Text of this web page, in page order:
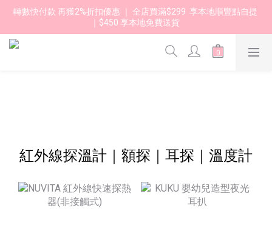
轉數快付款 再獲2%折扣優惠 ｜ 全店買滿$299  享本地順豐點自提
｜$450 享本地免費送貨
紅外線探溫計｜額探｜耳探｜溫度計